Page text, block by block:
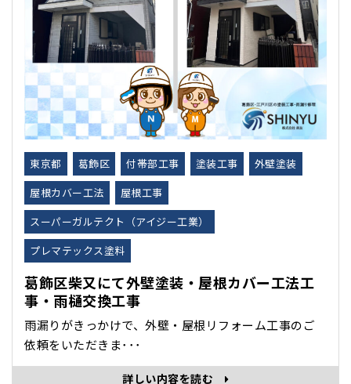
東京都 葛飾区 付帯部工事 塗装工事
外壁塗装
屋根カバー工法
屋根工事
スーパーガルテクト（アイジー工業）
プレマテックス塗料
葛飾区柴又にて外壁塗装・屋根カバー工法工
事・雨樋交換工事
雨漏りがきっかけで、外壁・屋根リフォーム工事のご
依頼をいただきま･･･
詳しい内容を読む